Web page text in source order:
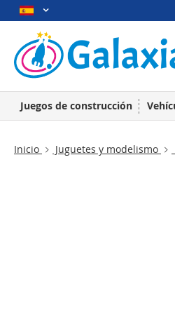
Juegos de construcción
Inicio Juguetes y modelismo